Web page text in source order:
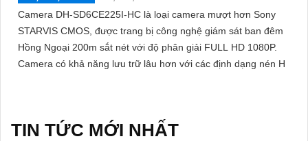
Camera DH-SD6CE225I-HC là loại camera mượt hơn Sony
STARVIS CMOS, được trang bị công nghệ giám sát ban đêm
Hồng Ngoại 200m sắt nét với độ phân giải FULL HD 1080P.
Camera có khả năng lưu trữ lâu hơn với các định dạng nén H
TIN TỨC MỚI NHẤT